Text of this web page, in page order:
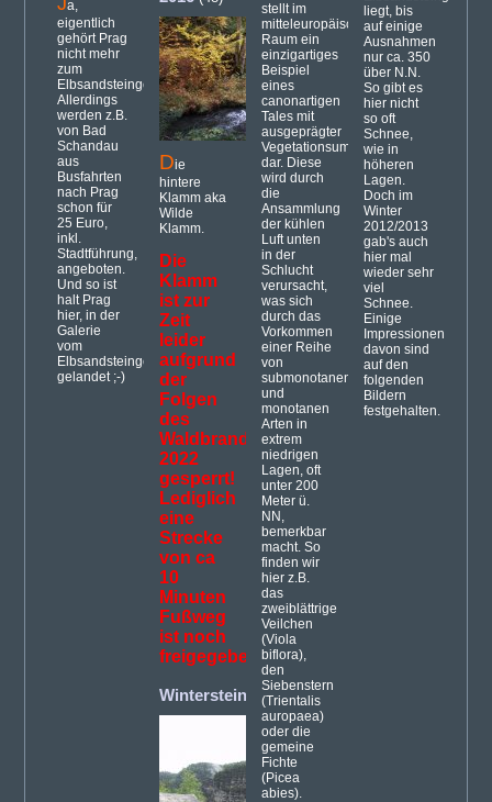
a,
eigentlich
gehört Prag
nicht mehr
zum
Elbsandsteingebirge.
Allerdings
werden z.B.
von Bad
Schandau
aus
Busfahrten
nach Prag
schon für
25 Euro,
inkl.
Stadtführung,
angeboten.
Und so ist
halt Prag
hier, in der
Galerie
vom
Elbsandsteingebirge,
gelandet ;-)
Die
hintere
Klamm aka
Wilde
Klamm.
Die
Klamm
ist zur
Zeit
leider
aufgrund
der
Folgen
des
Waldbrandes
2022
gesperrt!
Lediglich
eine
Strecke
von ca
10
Minuten
Fußweg
ist noch
freigegeben.
Winterstein (27)
stellt im
mitteleuropäischen
Raum ein
einzigartiges
Beispiel
eines
canonartigen
Tales mit
ausgeprägter
Vegetationsumkehr
dar. Diese
wird durch
die
Ansammlung
der kühlen
Luft unten
in der
Schlucht
verursacht,
was sich
durch das
Vorkommen
einer Reihe
von
submonotanen
und
monotanen
Arten in
extrem
niedrigen
Lagen, oft
unter 200
Meter ü.
NN,
bemerkbar
macht. So
finden wir
hier z.B.
das
zweiblättrige
Veilchen
(Viola
biflora),
den
Siebenstern
(Trientalis
auropaea)
oder die
gemeine
Fichte
(Picea
abies).
liegt, bis
auf einige
Ausnahmen
nur ca. 350
über N.N.
So gibt es
hier nicht
so oft
Schnee,
wie in
höheren
Lagen.
Doch im
Winter
2012/2013
gab's auch
hier mal
wieder sehr
viel
Schnee.
Einige
Impressionen
davon sind
auf den
folgenden
Bildern
festgehalten.